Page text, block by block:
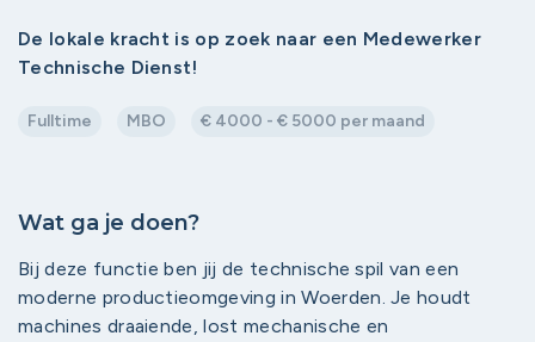
De lokale kracht is op zoek naar een Medewerker
Technische Dienst!
Fulltime MBO € 4000 - € 5000 per maand
Wat ga je doen?
Bij deze functie ben jij de technische spil van een
moderne productieomgeving in Woerden. Je houdt
machines draaiende, lost mechanische en